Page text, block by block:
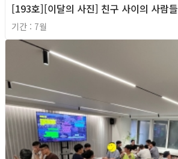
[193호][이달의 사진] 친구 사이의 사람들
기간 : 7월